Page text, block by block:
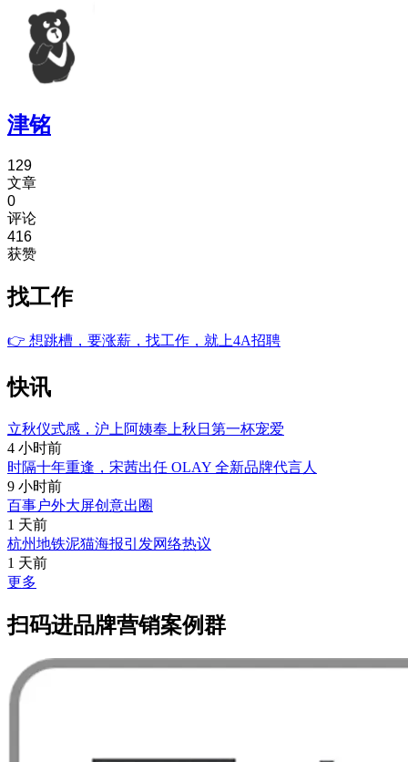
津铭
129
文章
0
评论
416
获赞
找工作
👉 想跳槽，要涨薪，找工作，就上4A招聘
快讯
立秋仪式感，沪上阿姨奉上秋日第一杯宠爱
4 小时前
时隔十年重逢，宋茜出任 OLAY 全新品牌代言人
9 小时前
百事户外大屏创意出圈
1 天前
杭州地铁泥猫海报引发网络热议
1 天前
更多
扫码进品牌营销案例群